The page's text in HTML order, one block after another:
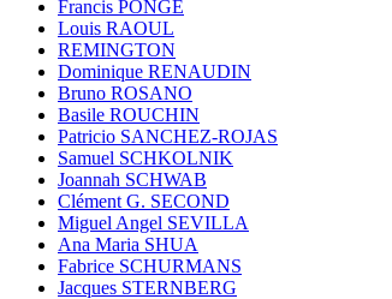
Francis PONGE
Louis RAOUL
REMINGTON
Dominique RENAUDIN
Bruno ROSANO
Basile ROUCHIN
Patricio SANCHEZ-ROJAS
Samuel SCHKOLNIK
Joannah SCHWAB
Clément G. SECOND
Miguel Angel SEVILLA
Ana Maria SHUA
Fabrice SCHURMANS
Jacques STERNBERG